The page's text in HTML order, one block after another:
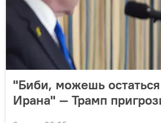
"Биби, можешь
Ирана" — Трамп